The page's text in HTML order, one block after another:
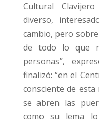
Cultural
diverso,
cambio, pero
de todo lo que
personas”,
finalizó: “en el
consciente de
se abren las
como su lema